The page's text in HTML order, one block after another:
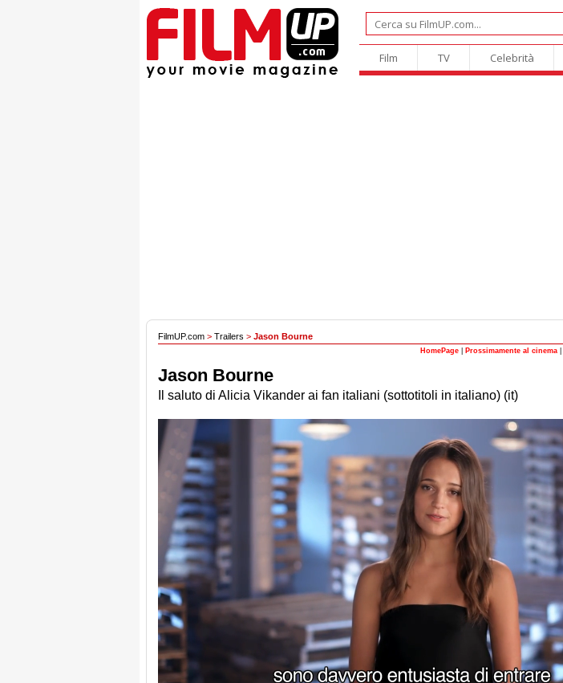
Film TV Celebrità
FilmUP.com > Trailers > Jason Bourne
HomePage Prossimamente al cinema
Jason Bourne
Il saluto di Alicia Vikander ai fan italiani (sottotitoli in italiano) (it)